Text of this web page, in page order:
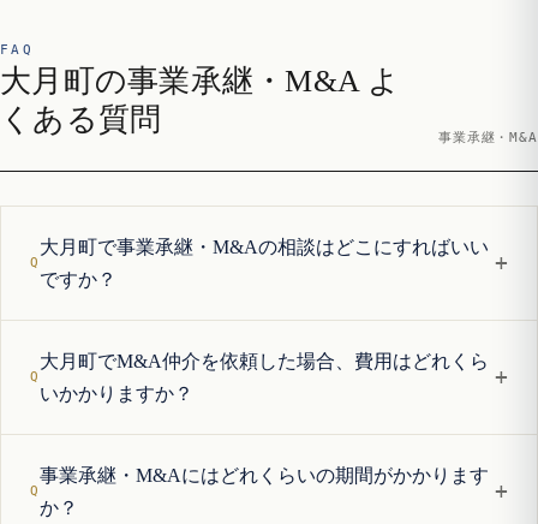
FAQ
大月町の事業承継・M&A よ
くある質問
事業承継・M&A
大月町で事業承継・M&Aの相談はどこにすればいい
ですか？
+
大月町でM&A仲介を依頼した場合、費用はどれくら
いかかりますか？
+
事業承継・M&Aにはどれくらいの期間がかかります
か？
+